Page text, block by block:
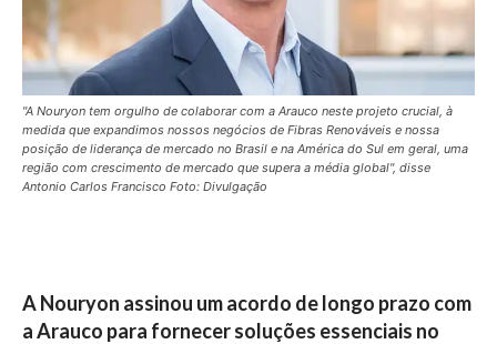
"A Nouryon tem orgulho de colaborar com a Arauco neste projeto crucial, à
medida que expandimos nossos negócios de Fibras Renováveis e nossa
posição de liderança de mercado no Brasil e na América do Sul em geral, uma
região com crescimento de mercado que supera a média global", disse
Antonio Carlos Francisco Foto: Divulgação
A Nouryon assinou um acordo de longo prazo com
a Arauco para fornecer soluções essenciais no